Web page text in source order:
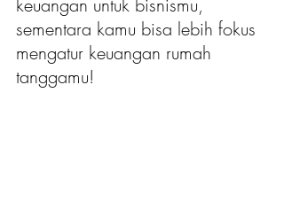
sementara kamu bisa lebih fokus
mengatur keuangan rumah
tanggamu!